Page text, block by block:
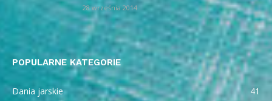
28 września 2014
POPULARNE KATEGORIE
Dania jarskie
41